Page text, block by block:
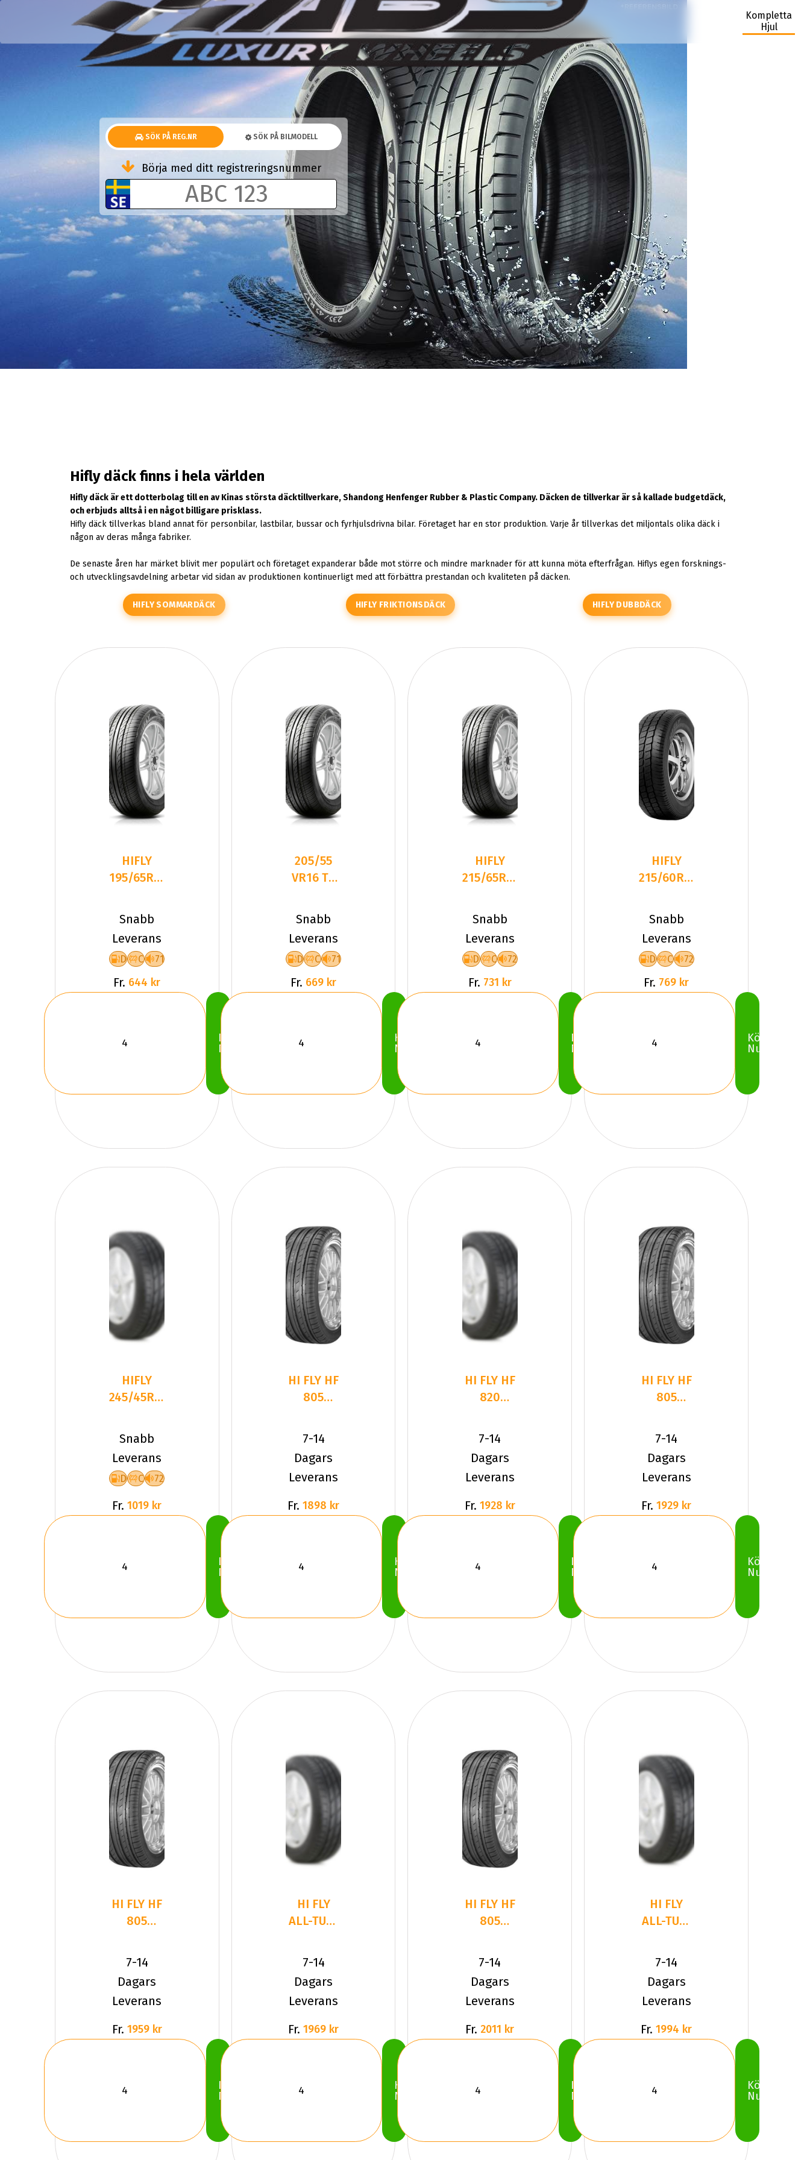
Kompletta
Hjul
SÖK PÅ REG.NR SÖK PÅ BILMODELL
Börja med ditt registreringsnummer
Hifly däck finns i hela världen
Hifly däck är ett dotterbolag till en av Kinas största däcktillverkare, Shandong Henfenger Rubber & Plastic Company. Däcken de tillverkar är så kallade budgetdäck,
och erbjuds alltså i en något billigare prisklass.
Hifly däck tillverkas bland annat för personbilar, lastbilar, bussar och fyrhjulsdrivna bilar. Företaget har en stor produktion. Varje år tillverkas det miljontals olika däck i
någon av deras många fabriker.
De senaste åren har märket blivit mer populärt och företaget expanderar både mot större och mindre marknader för att kunna möta efterfrågan. Hiflys egen forsknings-
och utvecklingsavdelning arbetar vid sidan av produktionen kontinuerligt med att förbättra prestandan och kvaliteten på däcken.
HIFLY SOMMARDÄCK HIFLY FRIKTIONSDÄCK HIFLY DUBBDÄCK
HIFLY
195/65R15
HF201 TL
Snabb
Leverans
D C 71
Fr. 644 kr
Köp
Nu
205/55
VR16 TL
HF201
Snabb
Leverans
D C 71
Fr. 669 kr
Köp
Nu
HIFLY
215/65R16XL
HF201 TL
Snabb
Leverans
D C 72
Fr. 731 kr
Köp
Nu
HIFLY
215/60R16C
SUPER2000
TL
Snabb
Leverans
D C 72
Fr. 769 kr
Köp
Nu
HIFLY
245/45R19XL
HF805 TL
Snabb
Leverans
D C 72
Fr. 1019 kr
Köp
Nu
HI FLY HF
805
92 W XL
7-14
Dagars
Leverans
Fr. 1898 kr
Köp
Nu
HI FLY HF
820
92 W XL
7-14
Dagars
Leverans
Fr. 1928 kr
Köp
Nu
HI FLY HF
805
97 W XL
7-14
Dagars
Leverans
Fr. 1929 kr
Köp
Nu
HI FLY HF
805
89 W XL
7-14
Dagars
Leverans
Fr. 1959 kr
Köp
Nu
HI FLY
ALL-TURI
225/40R18
7-14
Dagars
Leverans
Fr. 1969 kr
Köp
Nu
HI FLY HF
805
95 W XL
7-14
Dagars
Leverans
Fr. 2011 kr
Köp
Nu
HI FLY
ALL-TURI
235/40R18
7-14
Dagars
Leverans
Fr. 1994 kr
Köp
Nu